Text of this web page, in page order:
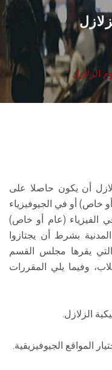
القطاعـات
الشئون الأكاديمية
البحث العلمي
الأنظمة الذكية
الإعلام
تواصل معنا
الدراسات العليا
الزلازل
أن يكون حاصلا على
خاص) أو في الجيوفيزياء
الفيزياء (عام أو خاص)
بشرط أن يجتازوا
يقرها مجلس القسم
وفيما يلي المقررات